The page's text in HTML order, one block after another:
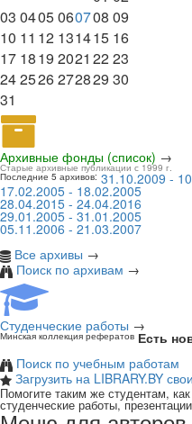
03 0405060708 09
10 11 12 131415 16
17 1819 2021 2223
242526272829 30
31
Архивные фонды (список) →
Старые архивные публикации с 1999 г.
Последние 5 архивов: 31.10.2009 -
17.02.2005 - 18.02.2005
28.04.2015 - 24.04.2016
29.01.2005 - 31.01.2005
05.11.2006 - 21.03.2007
Все архивы →
Поиск по архивам →
Студенческие работы →
Минская коллекция рефератов Есть
Поиск по учебным работам
Загрузить на LIBRARY.BY свои
Помогите таким же студентам,
студенческие работы,